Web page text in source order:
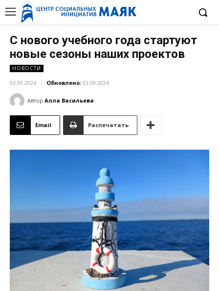
С нового учебного года стартуют
новые сезоны наших проектов
НОВОСТИ
03.09.2024 Обновлено: 03.09.2024
Автор Алла Васильева
Email Распечатать